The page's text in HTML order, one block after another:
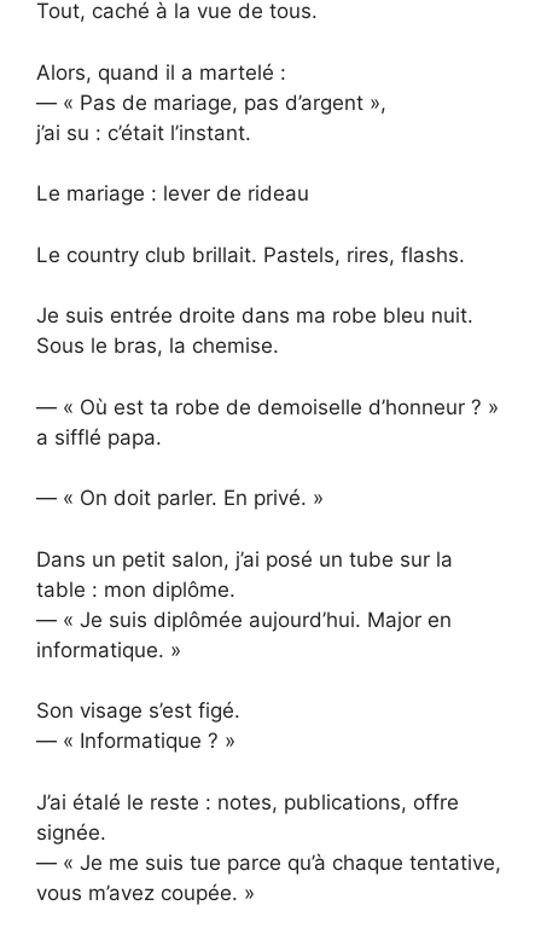
Tout, caché à la vue de tous.
Alors, quand il a martelé :
— « Pas de mariage, pas d’argent »,
j’ai su : c’était l’instant.
Le mariage : lever de rideau
Le country club brillait. Pastels, rires, flashs.
Je suis entrée droite dans ma robe bleu nuit.
Sous le bras, la chemise.
— « Où est ta robe de demoiselle d’honneur ? »
a sifflé papa.
— « On doit parler. En privé. »
Dans un petit salon, j’ai posé un tube sur la
table : mon diplôme.
— « Je suis diplômée aujourd’hui. Major en
informatique. »
Son visage s’est figé.
— « Informatique ? »
J’ai étalé le reste : notes, publications, offre
signée.
— « Je me suis tue parce qu’à chaque tentative,
vous m’avez coupée. »